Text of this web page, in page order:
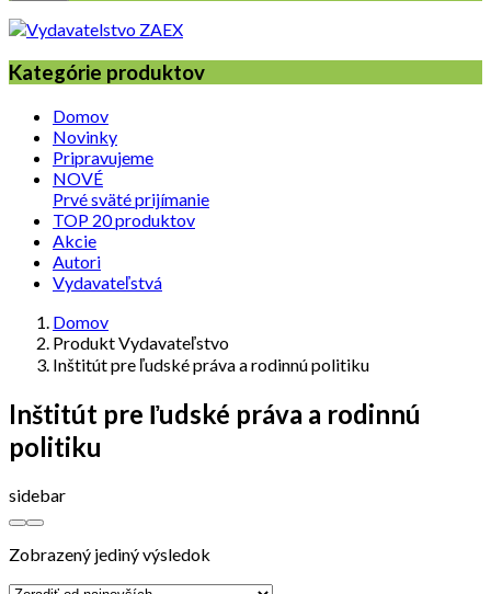
Kategórie produktov
Domov
Novinky
Pripravujeme
NOVÉ
Prvé sväté prijímanie
TOP 20 produktov
Akcie
Autori
Vydavateľstvá
Domov
Produkt Vydavateľstvo
Inštitút pre ľudské práva a rodinnú politiku
Inštitút pre ľudské práva a rodinnú
politiku
sidebar
Zobrazený jediný výsledok